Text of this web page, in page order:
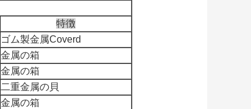
特徴
ゴム製金属Coverd
金属の箱
金属の箱
二重金属の貝
金属の箱